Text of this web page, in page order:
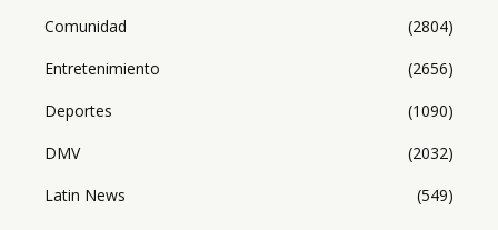
Comunidad
(2804)
Entretenimiento
(2656)
Deportes
(1090)
DMV
(2032)
Latin News
(549)